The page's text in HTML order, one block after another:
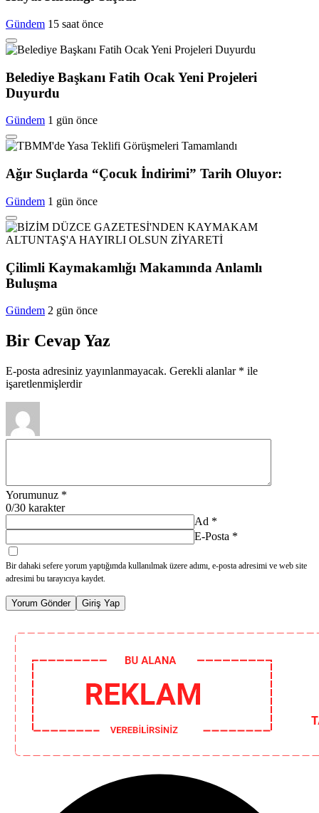
Gündem 15 saat önce
Belediye Başkanı Fatih Ocak Yeni Projeleri
Duyurdu
Gündem 1 gün önce
Ağır Suçlarda “Çocuk İndirimi” Tarih Oluyor:
Gündem 1 gün önce
Çilimli Kaymakamlığı Makamında Anlamlı
Buluşma
Gündem 2 gün önce
Bir Cevap Yaz
E-posta adresiniz yayınlanmayacak. Gerekli alanlar * ile
işaretlenmişlerdir
Yorumunuz *
0/30 karakter
Ad *
E-Posta *
Bir dahaki sefere yorum yaptığımda kullanılmak üzere adımı, e-posta adresimi ve web site
adresimi bu tarayıcıya kaydet.
Yorum Gönder Giriş Yap